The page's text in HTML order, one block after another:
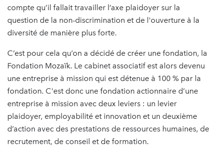
compte qu’il fallait travailler l’axe plaidoyer sur la
question de la non-discrimination et de l'ouverture à la
diversité de manière plus forte.
C’est pour cela qu’on a décidé de créer une fondation, la
Fondation Mozaïk. Le cabinet associatif est alors devenu
une entreprise à mission qui est détenue à 100 % par la
fondation. C'est donc une fondation actionnaire d’une
entreprise à mission avec deux leviers : un levier
plaidoyer, employabilité et innovation et un deuxième
d’action avec des prestations de ressources humaines, de
recrutement, de conseil et de formation.